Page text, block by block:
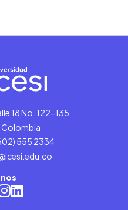
18 No. 122-135
Colombia
555 2334